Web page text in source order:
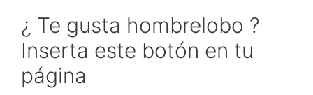
¿ Te gusta hombrelobo ?
Inserta este botón en tu
página